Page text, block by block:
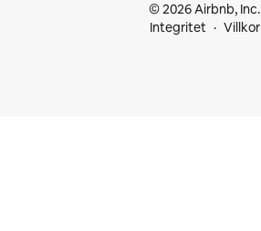
© 2026 Airbnb, Inc.
Integritet
Villkor